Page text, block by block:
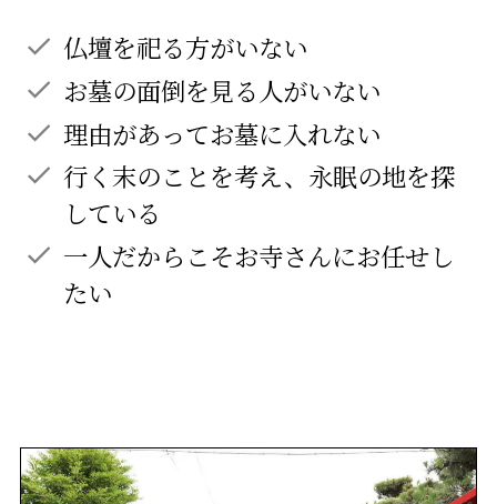
仏壇を祀る方がいない
お墓の面倒を見る人がいない
理由があってお墓に入れない
行く末のことを考え、永眠の地を探
している
一人だからこそお寺さんにお任せし
たい